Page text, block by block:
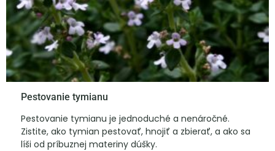
Pestovanie tymianu
Pestovanie tymianu je jednoduché a nenáročné.
Zistite, ako tymian pestovať, hnojiť a zbierať, a ako sa
líši od príbuznej materiny dúšky.